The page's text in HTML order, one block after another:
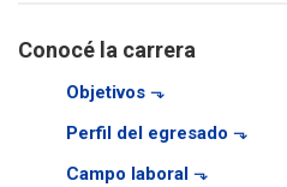
Conocé la carrera
Objetivos ⬎
Perfil del egresado ⬎
Campo laboral ⬎